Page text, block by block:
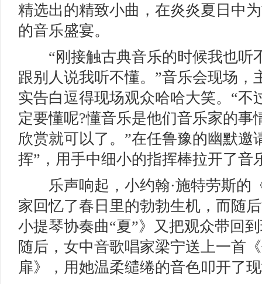
精选出的精致小曲，在炎炎夏日中
的音乐盛宴。
“刚接触古典音乐的时候我也听
跟别人说我听不懂。”音乐会现场，
实告白逗得现场观众哈哈大笑。“不
定要懂呢?懂音乐是他们音乐家的事
欣赏就可以了。”在任鲁豫的幽默邀
挥”，用手中细小的指挥棒拉开了音
乐声响起，小约翰·施特劳斯的
家回忆了春日里的勃勃生机，而随
小提琴协奏曲“夏”》又把观众带回
随后，女中音歌唱家梁宁送上一首
扉》，用她温柔缱绻的音色叩开了